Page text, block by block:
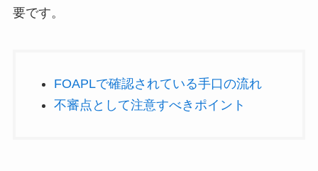
要です。
FOAPLで確認されている手口の流れ
不審点として注意すべきポイント